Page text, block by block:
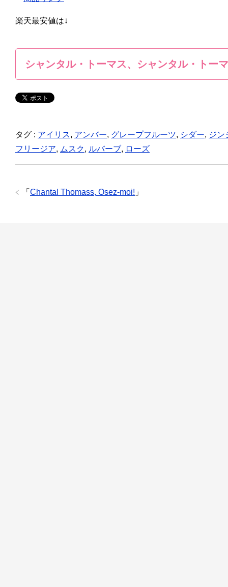
楽天最安値は↓
シャンタル・トーマス、シャンタル・トー
タグ : アイリス, アンバー, グレープフルーツ, シダー, ジン
フリージア, ムスク, ルバーブ, ローズ
「 Chantal Thomass, Osez-moi! 」